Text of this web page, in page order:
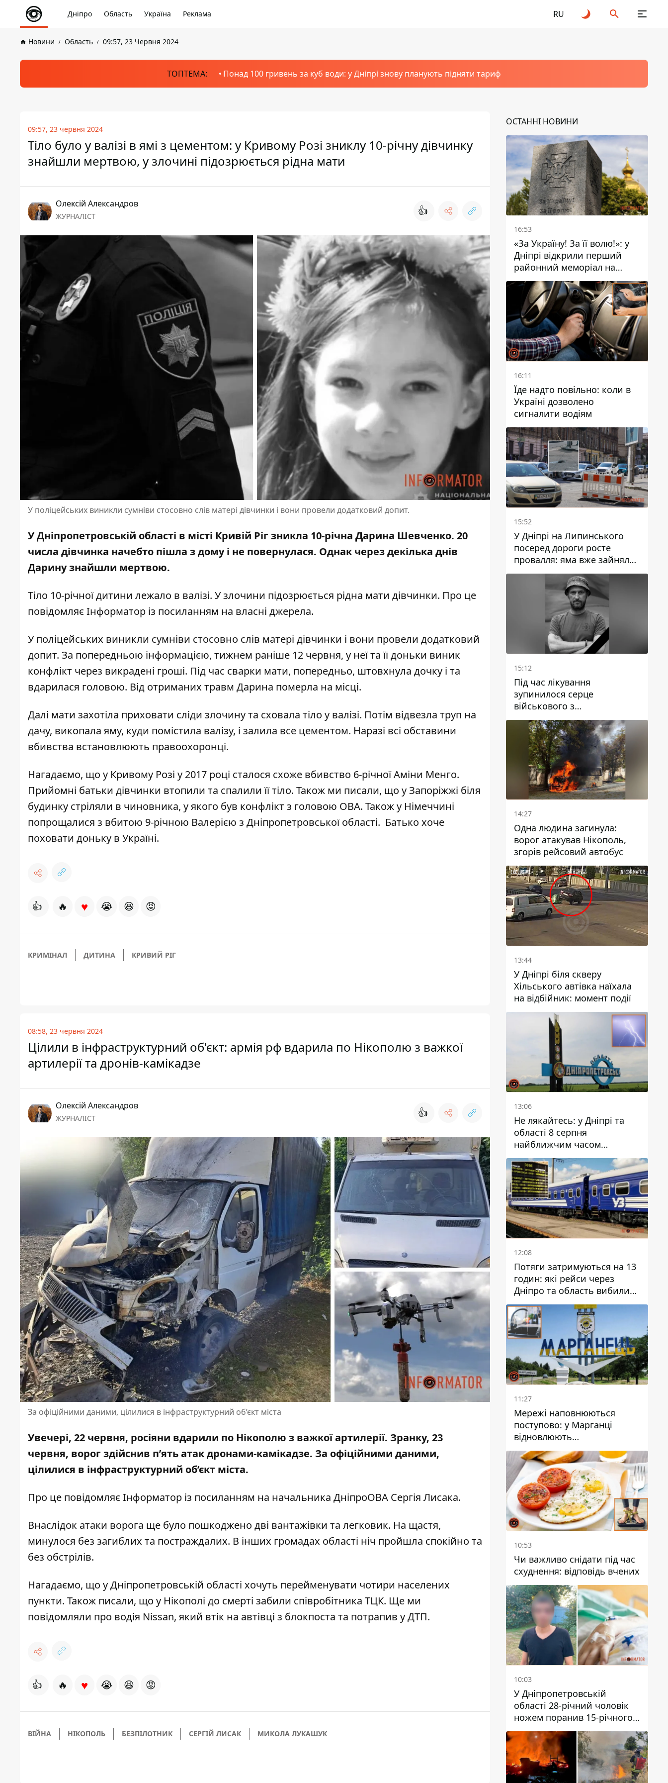
Дніпро Область Україна Реклама RU
Новини Область 09:57, 23 Червня 2024
ТОПТЕМА: Понад 100 гривень за куб води: у Дніпрі знову планують підняти тариф
09:57, 23 червня 2024
Тіло було у валізі в ямі з цементом: у Кривому Розі зниклу 10-річну дівчинку
знайшли мертвою, у злочині підозрюється рідна мати
Олексій Александров
ЖУРНАЛІСТ 👍
У поліцейських виникли сумніви стосовно слів матері дівчинки і вони провели додатковий допит.
У Дніпропетровській області в місті Кривій Ріг зникла 10-річна Дарина Шевченко. 20
числа дівчинка начебто пішла з домуі не повернулася. Однак через декілька днів
Дарину знайшли мертвою.
Тіло 10-річної дитини лежало в валізі. У злочини підозрюється рідна мати дівчинки. Про це
повідомляє Інформатор із посиланням на власні джерела.
У поліцейських виникли сумніви стосовно слів матері дівчинки і вони провели додатковий
допит. За попередньою інформацією, тижнем раніше 12 червня, у неї та її доньки виник
конфлікт через викрадені гроші. Під час сварки мати, попередньо, штовхнула дочку і та
вдарилася головою. Від отриманих травм Дарина померла на місці.
Далі мати захотіла приховати сліди злочину та сховала тіло у валізі. Потім відвезла труп на
дачу, викопала яму, куди помістила валізу, і залила все цементом. Наразі всі обставини
вбивства встановлюють правоохоронці.
Нагадаємо, що у Кривому Розі у 2017 році сталося схоже вбивство 6-річної Аміни Менго.
Прийомні батьки дівчинки втопили та спалили її тіло. Також ми писали, що у Запоріжжі біля
будинку стріляли в чиновника, у якого був конфлікт з головою ОВА. Також у Німеччині
попрощалися з вбитою 9-річною Валерією з Дніпропетровської області. Батько хоче
поховати доньку в Україні.
👍 🔥 ♥ 😭 😆 😡
КРИМІНАЛ ДИТИНА КРИВИЙ РІГ
08:58, 23 червня 2024
Цілили в інфраструктурний об'єкт: армія рф вдарила по Нікополю з важкої
артилерії та дронів-камікадзе
Олексій Александров
ЖУРНАЛІСТ 👍
За офіційними даними, цілилися в інфраструктурний об’єкт міста
Увечері, 22 червня, росіяни вдарили по Нікополю з важкої артилерії. Зранку, 23
червня, ворог здійснив п’ять атак дронами-камікадзе. За офіційними даними,
цілилися в інфраструктурний об’єкт міста.
Про це повідомляє Інформатор із посиланням на начальника ДніпроОВА Сергія Лисака.
Внаслідок атаки ворога ще було пошкоджено дві вантажівки та легковик. На щастя,
минулося без загиблих та постраждалих. В інших громадах області ніч пройшла спокійно та
без обстрілів.
Нагадаємо, що у Дніпропетровській області хочуть перейменувати чотири населених
пункти. Також писали, що у Нікополі до смерті забили співробітника ТЦК. Ще ми
повідомляли про водія Nissan, який втік на автівці з блокпоста та потрапив у ДТП.
👍 🔥 ♥ 😭 😆 😡
ВІЙНА НІКОПОЛЬ БЕЗПІЛОТНИК СЕРГІЙ ЛИСАК МИКОЛА ЛУКАШУК
ОСТАННІ НОВИНИ
16:53
«За Україну! За її волю!»: у
Дніпрі відкрили перший
районний меморіал на
честь полеглих Захисників
16:11
Їде надто повільно: коли в
Україні дозволено
сигналити водіям
15:52
У Дніпрі на Липинського
посеред дороги росте
провалля: яма вже зайняла
смугу руху
15:12
Під час лікування
зупинилося серце
військового з
Дніпропетровської області
Ростислава Лупашка
14:27
Одна людина загинула:
ворог атакував Нікополь,
згорів рейсовий автобус
13:44
У Дніпрі біля скверу
Хільського автівка наїхала
на відбійник: момент події
13:06
Не лякайтесь: у Дніпрі та
області 8 серпня
найближчим часом
очікується гроза
12:08
Потяги затримуються на 13
годин: які рейси через
Дніпро та область вибилися
з графіка
11:27
Мережі наповнюються
поступово: у Марганці
відновлюють
водопостачання
10:53
Чи важливо снідати під час
схуднення: відповідь вчених
10:03
У Дніпропетровській
області 28-річний чоловік
ножем поранив 15-річного
хлопця